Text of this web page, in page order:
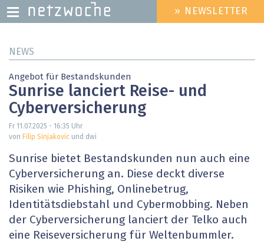
zum
HEADER
MENU
» NEWSLETTER
NEWS
Angebot für Bestandskunden
Sunrise lanciert Reise- und
Cyberversicherung
Fr 11.07.2025 - 16:35 Uhr
von Filip Sinjakovic und dwi
Sunrise bietet Bestandskunden nun auch eine
Cyberversicherung an. Diese deckt diverse
Risiken wie Phishing, Onlinebetrug,
Identitätsdiebstahl und Cybermobbing. Neben
der Cyberversicherung lanciert der Telko auch
eine Reiseversicherung für Weltenbummler.